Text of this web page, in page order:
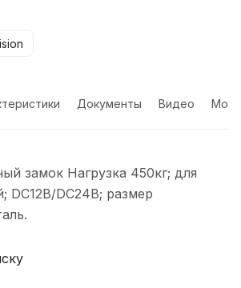
Документы Видео
замок Нагрузка 450кг; для
DC12В/DC24В; размер